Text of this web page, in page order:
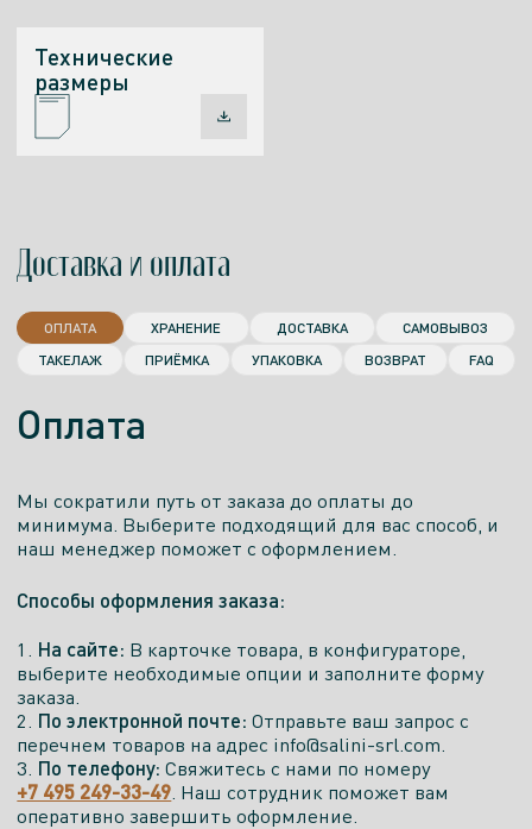
Технические
размеры
Доставка и оплата
ОПЛАТА ХРАНЕНИЕ ДОСТАВКА
САМОВЫВОЗ
ТАКЕЛАЖ
ПРИЁМКА УПАКОВКА ВОЗВРАТ FAQ
Оплата
Мы сократили путь от заказа до оплаты до
минимума. Выберите подходящий для вас способ, и
наш менеджер поможет с оформлением.
Способы оформления заказа:
1. На сайте: В карточке товара, в конфигураторе,
выберите необходимые опции и заполните форму
заказа.
2. По электронной почте: Отправьте ваш запрос с
перечнем товаров на адрес info@salini-srl.com.
3. По телефону: Свяжитесь с нами по номеру
+7 495 249-33-49 . Наш сотрудник поможет вам
оперативно завершить оформление.